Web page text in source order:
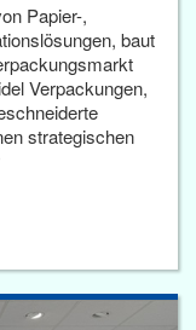
Papier-,
baut
Verpackungen,
strategischen